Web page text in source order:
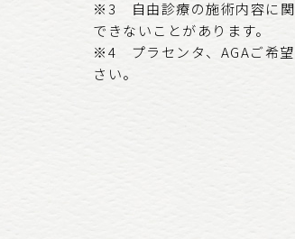
※3 自由診療の施術内容に関
できないことがあります。
※4 プラセンタ、AGAご希望
さい。